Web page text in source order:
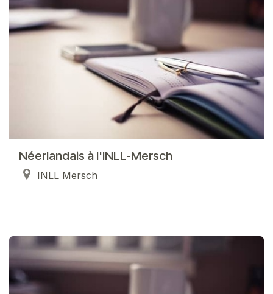
Néerlandais à l'INLL-Mersch
INLL Mersch